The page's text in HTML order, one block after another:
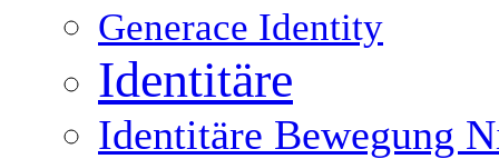
Generace Identity
Identitäre
Identitäre Bewegung